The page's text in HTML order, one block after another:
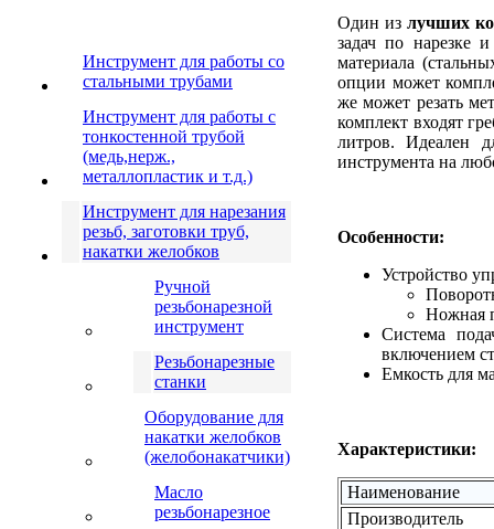
Инструмент для работы со
стальными трубами
Инструмент для работы с
тонкостенной трубой
(медь,нерж.,
металлопластик и т.д.)
Инструмент для нарезания
резьб, заготовки труб,
накатки желобков
Ручной
резьбонарезной
инструмент
Резьбонарезные
станки
Оборудование для
накатки желобков
(желобонакатчики)
Масло
резьбонарезное
Один из лучших
задач по нарезке
материала
опции может
же может резать
комплект входят
литров. Идеален
инструмента на
Особенности:
Устройство
Ножная
Система
включением
Емкость для
Характеристики:
Наименование
Производитель